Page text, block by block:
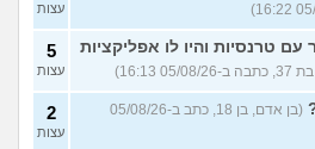
את
4
עצות
עצות
עם טרנסיות והיו לו אפליקציות
16:13)
5
עצות
(בן אדם, בן 18, כתב ב-05/08/26
2
עצות